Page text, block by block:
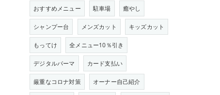
おすすめメニュー 駐車場 癒やし
シャンプー台 メンズカット キッズカット
もってけ 全メニュー10％引き
デジタルパーマ カード支払い
厳重なコロナ対策 オーナー自己紹介